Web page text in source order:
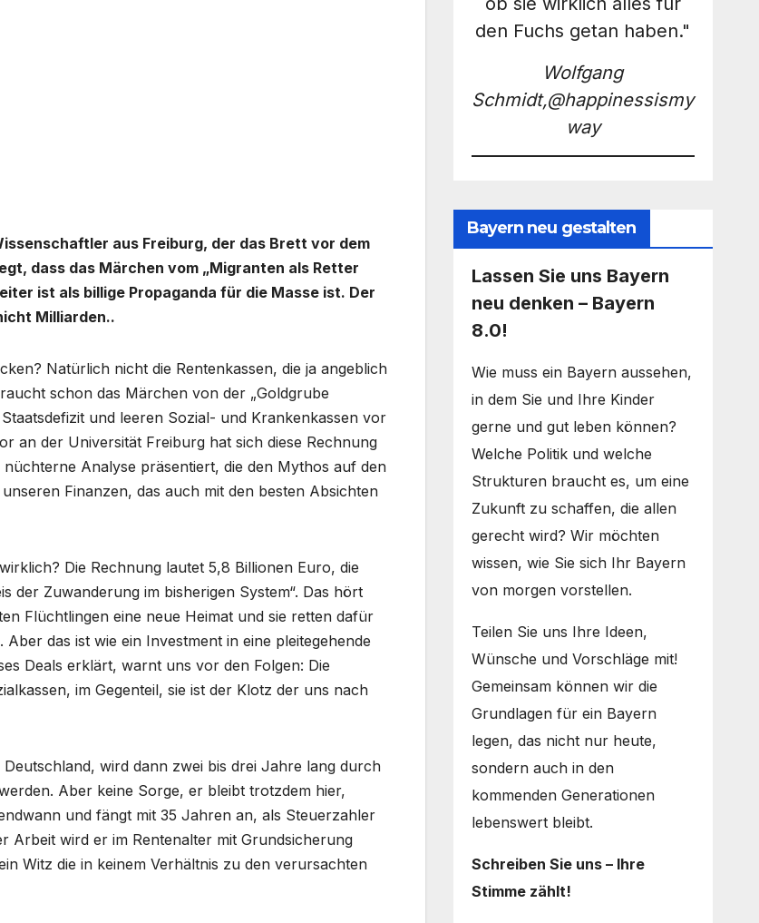
aus Freiburg, der das Brett vor dem
dass das Märchen vom „Migranten als Retter
ist als billige Propaganda für die Masse ist. Der
Milliarden..
Natürlich nicht die Rentenkassen, die ja angeblich
schon das Märchen von der „Goldgrube
und leeren Sozial- und Krankenkassen vor
an der Universität Freiburg hat sich diese Rechnung
Analyse präsentiert, die den Mythos auf den
Finanzen, das auch mit den besten Absichten
Die Rechnung lautet 5,8 Billionen Euro, die
der Zuwanderung im bisherigen System“. Das hört
Flüchtlingen eine neue Heimat und sie retten dafür
das ist wie ein Investment in eine pleitegehende
Deals erklärt, warnt uns vor den Folgen: Die
im Gegenteil, sie ist der Klotz der uns nach
wird dann zwei bis drei Jahre lang durch
Aber keine Sorge, er bleibt trotzdem hier,
und fängt mit 35 Jahren an, als Steuerzahler
Arbeit wird er im Rentenalter mit Grundsicherung
Witz die in keinem Verhältnis zu den verursachten
den Fuchs getan haben."
Wolfgang
Schmidt,@happinessismy
way
Bayern neu gestalten
Lassen Sie uns Bayern
neu denken – Bayern
8.0!
Wie muss ein Bayern aussehen,
in dem Sie und Ihre Kinder
gerne und gut leben können?
Welche Politik und welche
Strukturen braucht es, um eine
Zukunft zu schaffen, die allen
gerecht wird? Wir möchten
wissen, wie Sie sich Ihr Bayern
von morgen vorstellen.
Teilen Sie uns Ihre Ideen,
Wünsche und Vorschläge mit!
Gemeinsam können wir die
Grundlagen für ein Bayern
legen, das nicht nur heute,
sondern auch in den
kommenden Generationen
lebenswert bleibt.
Schreiben Sie uns – Ihre
Stimme zählt!